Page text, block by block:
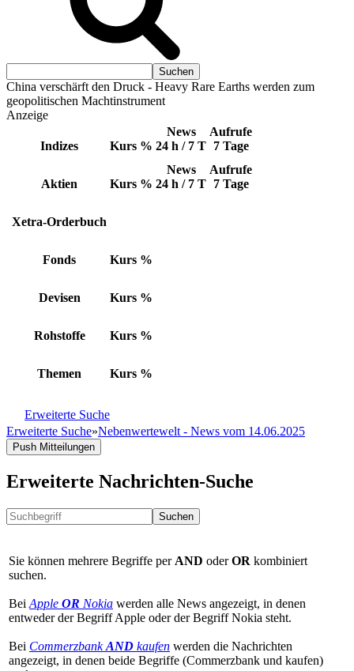
China verschärft den Druck - Heavy Rare Earths werden zum
geopolitischen Machtinstrument
Anzeige
Indizes Kurs %
News
24 h / 7 T
Aufrufe
7 Tage
Aktien Kurs %
News
24 h / 7 T
Aufrufe
7 Tage
Xetra-Orderbuch
Fonds Kurs %
Devisen Kurs %
Rohstoffe Kurs %
Themen Kurs %
Erweiterte Suche
Erweiterte Suche»Nebenwertewelt - News vom 14.06.2025
Push Mitteilungen
Erweiterte Nachrichten-Suche
Suchen
Sie können mehrere Begriffe per AND oderOR kombiniert
suchen.
Bei Apple OR Nokia werden alle News angezeigt, in denen
entweder der Begriff Apple oder der Begriff Nokia steht.
Bei CommerzbankAND kaufen werden die Nachrichten
angezeigt, in denen beide Begriffe (Commerzbank und kaufen)